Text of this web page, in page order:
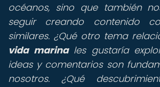
océanos, sino que también
seguir creando contenido
similares. ¿Qué otro tema
vida marinales gustaría
ideas y comentarios son
nosotros. ¿Qué